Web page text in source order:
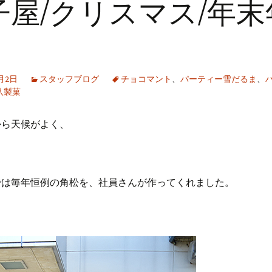
屋/クリスマス/年末
2日 スタッフブログ チョコマント 、 パーティー雪だるま 、
製菓
天候がよく、
毎年恒例の角松を、社員さんが作ってくれました。